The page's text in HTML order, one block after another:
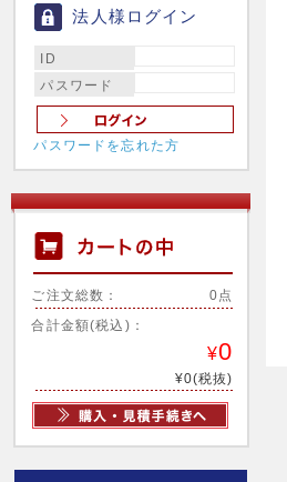
法人様ログイン
ID
パスワード
パスワードを忘れた方
ご注文総数： 0点
合計金額(税込)：
¥0
¥0(税抜)